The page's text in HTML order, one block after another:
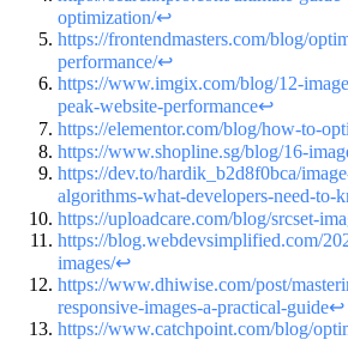
optimization/↩
https://frontendmasters.com/blog/
performance/↩
https://www.imgix.com/blog/12-
peak-website-performance↩
https://elementor.com/blog/how-to-
https://www.shopline.sg/blog/16-
https://dev.to/hardik_b2d8f0bca/
algorithms-what-developers-need-to-
https://uploadcare.com/blog/srcset-
https://blog.webdevsimplified.com/
images/↩
https://www.dhiwise.com/post/
responsive-images-a-practical-guide↩
https://www.catchpoint.com/blog/